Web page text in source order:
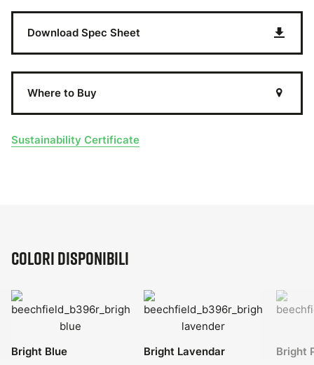
Download Spec Sheet
Where to Buy
Sustainability Certificate
Colori disponibili
Bright Blue Bright Lavendar Bright